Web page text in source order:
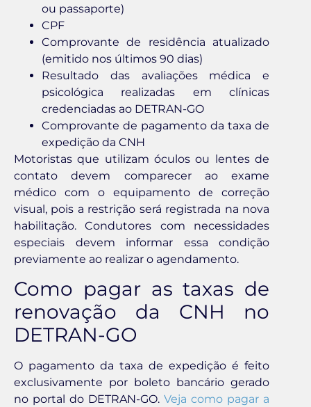
ou passaporte)
CPF
Comprovante de residência atualizado
(emitido nos últimos 90 dias)
Resultado das avaliações médica e
psicológica realizadas em clínicas
credenciadas ao DETRAN-GO
Comprovante de pagamento da taxa de
expedição da CNH
Motoristas que utilizam óculos ou lentes de
contato devem comparecer ao exame
médico com o equipamento de correção
visual, pois a restrição será registrada na nova
habilitação. Condutores com necessidades
especiais devem informar essa condição
previamente ao realizar o agendamento.
Como pagar as taxas de
renovação da CNH no
DETRAN-GO
O pagamento da taxa de expedição é feito
exclusivamente por boleto bancário gerado
no portal do DETRAN-GO. Veja como pagar a